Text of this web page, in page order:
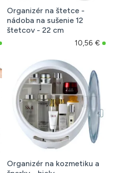
Organizér na štetce -
nádoba na sušenie 12
štetcov - 22 cm
10,56 €
Organizér na kozmetiku a